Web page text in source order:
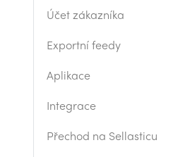
Účet zákazníka
Exportní feedy
Aplikace
Integrace
Přechod na Sellasticu